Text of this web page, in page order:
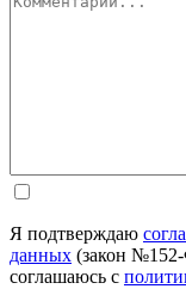
Я подтверждаю
данных (закон
соглашаюсь с